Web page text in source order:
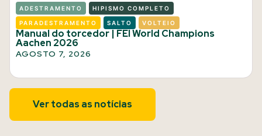
ADESTRAMENTO HIPISMO COMPLETO
PARADESTRAMENTO SALTO VOLTEIO
Manual do torcedor | FEI World Champions
Aachen 2026
AGOSTO 7, 2026
Ver todas as notícias